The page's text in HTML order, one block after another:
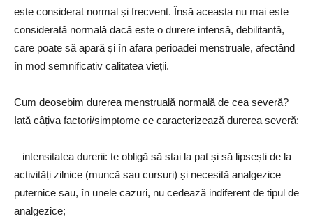
este considerat normal și frecvent. Însă aceasta nu mai este
considerată normală dacă este o durere intensă, debilitantă,
care poate să apară și în afara perioadei menstruale, afectând
în mod semnificativ calitatea vieții.
Cum deosebim durerea menstruală normală de cea severă?
Iată câțiva factori/simptome ce caracterizează durerea severă:
– intensitatea durerii: te obligă să stai la pat și să lipsești de la
activități zilnice (muncă sau cursuri) și necesită analgezice
puternice sau, în unele cazuri, nu cedează indiferent de tipul de
analgezice;